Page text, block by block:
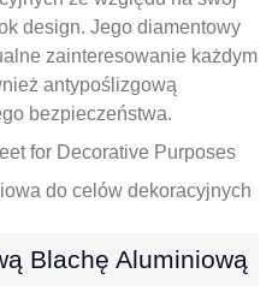
design. Jego diamentowy
zainteresowanie każdym
antypoślizgową
bezpieczeństwa.
do celów dekoracyjnych
Blachę Aluminiową